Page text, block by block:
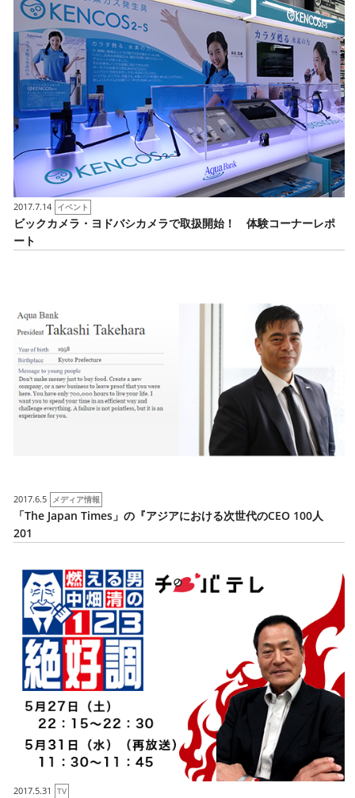
2017.7.14 イベント
ビックカメラ・ヨドバシカメラで取扱開始！ 体験コーナーレポ
ート
2017.6.5 メディア情報
「The Japan Times」の『アジアにおける次世代のCEO 100人
201
2017.5.31 TV